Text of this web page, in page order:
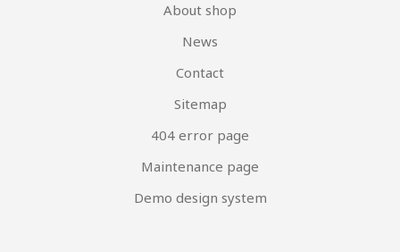
About shop
News
Contact
Sitemap
404 error page
Maintenance page
Demo design system